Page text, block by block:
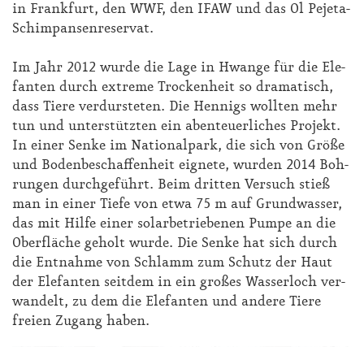
in Frank­furt, den WWF, den IFAW und das Ol Pe­jeta-
Schim­pan­sen­re­ser­vat.
Im Jahr 2012 wur­de die La­ge in Hwan­ge für die Ele­
fan­ten durch ex­tre­me Tro­cken­heit so dra­ma­tisch,
dass Tie­re ver­durs­te­ten. Die Hen­nigs woll­ten mehr
tun und un­ter­stütz­ten ein aben­teu­er­li­ches Pro­jekt.
In ei­ner Sen­ke im Na­tio­nal­park, die sich von Grö­ße
und Bo­den­be­schaf­fen­heit eig­ne­te, wur­den 2014 Boh­
run­gen durch­ge­führt. Beim drit­ten Ver­such stieß
man in ei­ner Tie­fe von et­wa 75 m auf Grund­was­ser,
das mit Hil­fe ei­ner so­l­ar­be­trie­be­nen Pum­pe an die
Ober­flä­che ge­holt wur­de. Die Sen­ke hat sich durch
die Ent­nah­me von Schlamm zum Schutz der Haut
der Ele­fan­ten seit­dem in ein gro­ßes Was­ser­loch ver­
wan­delt, zu dem die Ele­fan­ten und an­de­re Tie­re
frei­en Zu­gang ha­ben.